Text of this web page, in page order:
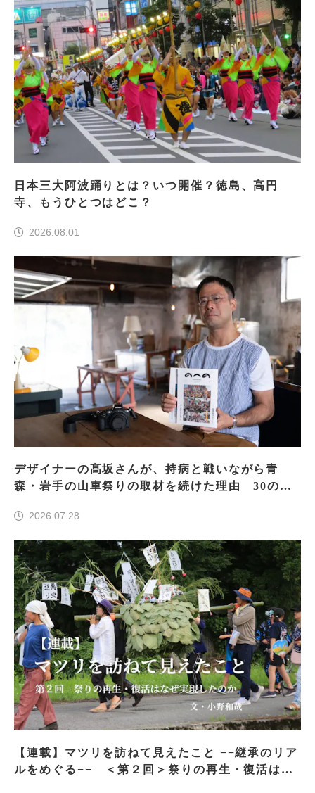
日本三大阿波踊りとは？いつ開催？徳島、高円
寺、もうひとつはどこ？
2026.08.01
デザイナーの髙坂さんが、持病と戦いながら青
森・岩手の山車祭りの取材を続けた理由 30の山
2026.07.28
【連載】マツリを訪ねて見えたこと −−継承のリア
ルをめぐる−− ＜第２回＞祭りの再生・復活はな